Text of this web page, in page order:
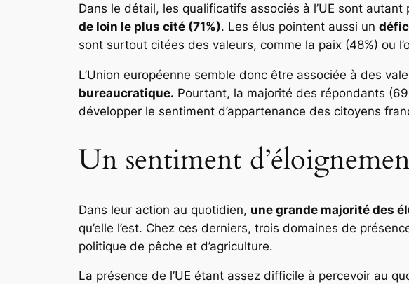
Dans le détail, les qualificatifs associés à l’UE sont
de loin le plus cité (71%). Les élus pointent aussi un
sont surtout citées des valeurs, comme la paix (48%) ou
L’Union européenne semble donc être associée à des
bureaucratique. Pourtant, la majorité des répondants
développer le sentiment d’appartenance des citoyens
Un sentiment
Dans leur action au quotidien, une grande majorité des
qu’elle l’est. Chez ces derniers, trois domaines de
politique de pêche et d’agriculture.
La présence de l’UE étant assez difficile à percevoir au